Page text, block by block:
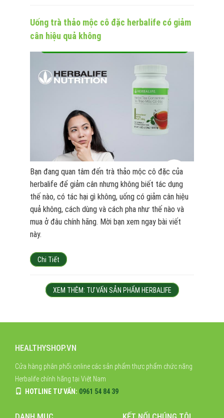
Uống trà thảo mộc cô đặc herbalife có giảm
cân hiệu quả không
Bạn đang quan tâm đến trà thảo mộc cô đặc của
herbalife để giảm cân nhưng không biết tác dụng
thế nào, có tác hại gì không, uống có giảm cân hiệu
quả không, cách dùng và cách pha như thế nào và
mua ở đâu chính hãng. Mời bạn xem ngay bài viết
này.
Chi Tiết
XEM THÊM: TƯ VẤN SẢN PHẨM HERBALIFE
HEALTHYSHOP.VN
Cửa hàng phân phối online các sản phẩm thực phẩm chức năng
Herbalife chính hãng tại Việt Nam
HOTLINE TƯ VẤN: 0961 54 84 39